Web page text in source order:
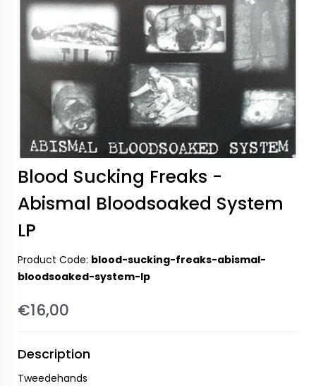
Blood Sucking Freaks -
Abismal Bloodsoaked System
LP
Product Code: blood-sucking-freaks-abismal-
bloodsoaked-system-lp
€16,00
Description
Tweedehands